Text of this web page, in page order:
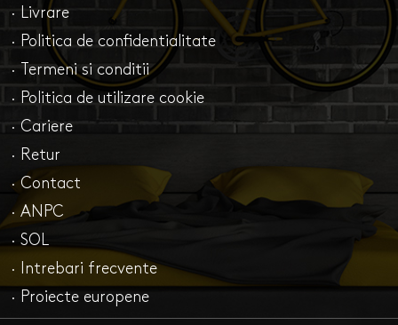
· Livrare
· Politica de confidentialitate
· Termeni si conditii
· Politica de utilizare cookie
· Cariere
· Retur
· Contact
· ANPC
· SOL
· Intrebari frecvente
· Proiecte europene